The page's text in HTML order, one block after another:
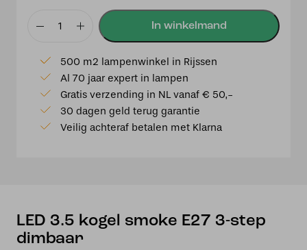
kogel
smoke
E27
step
500 m2 lampenwinkel in Rijssen
Al 70 jaar expert in lampen
Gratis verzending in NL vanaf € 50,-
30 dagen geld terug garantie
Veilig achteraf betalen met Klarna
LED 3.5 kogel smoke E27 3-step
dimbaar